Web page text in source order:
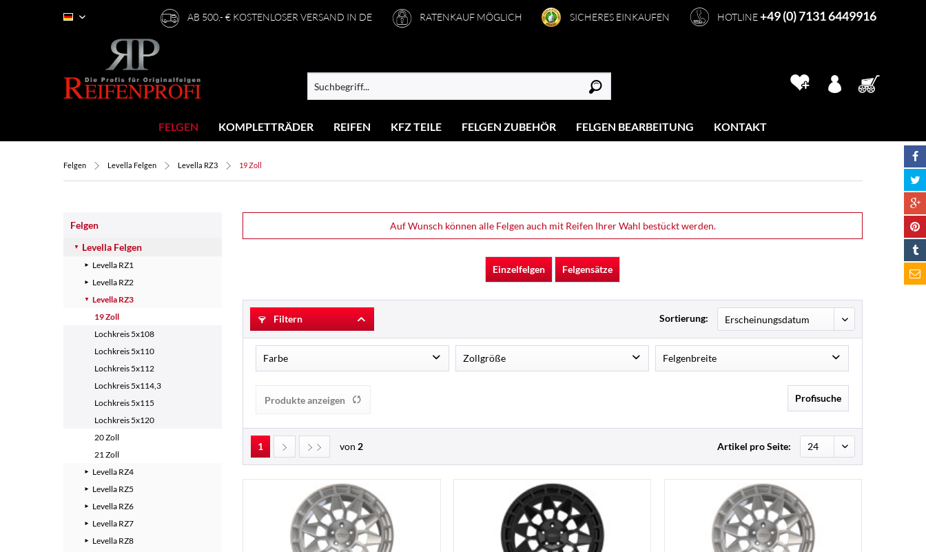
AB 500,- € KOSTENLOSER VERSAND IN DE RATENKAUF MÖGLICH SICHERES EINKAUFEN HOTLINE+49 (0) 7131 6449916
Deutsch
FELGEN KOMPLETTRÄDER REIFEN KFZ TEILE FELGEN ZUBEHÖR FELGEN BEARBEITUNG KONTAKT
Felgen Levella Felgen Levella RZ3 19 Zoll
Felgen
Levella Felgen
Levella RZ1
Levella RZ2
Levella RZ3
19 Zoll
Lochkreis 5x108
Lochkreis 5x110
Lochkreis 5x112
Lochkreis 5x114,3
Lochkreis 5x115
Lochkreis 5x120
20 Zoll
21 Zoll
Levella RZ4
Levella RZ5
Levella RZ6
Levella RZ7
Levella RZ8
Auf Wunsch können alle Felgen auch mit Reifen Ihrer Wahl bestückt werden.
Einzelfelgen Felgensätze
Filtern Sortierung:
Farbe
Silber glänzend
Zollgröße Felgenbreite
10J 12
Produkte anzeigen Profisuche
1 von 2 Artikel pro Seite: